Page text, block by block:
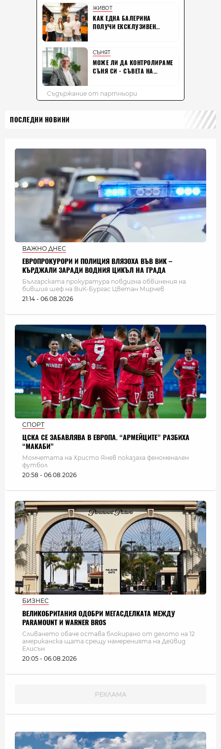
ПОСЛЕДНИ НОВИНИ
ВАЖНО ДНЕС
ЕВРОПРОКУРОРИ И ПОЛИЦИЯ ВЛЯЗОХА ВЪВ ВИК –
КЪРДЖАЛИ ЗАРАДИ ВОДНИЯ ЦИКЪЛ НА ГРАДА
Българската прокуратура повдигна обвинения на
бившия шеф на ВиК-Бургас Цветан Мирчев
21:14 - 06.08.2026
СПОРТ
ЦСКА СЕ ЗАБАВЛЯВА В ЕВРОПА. “АРМЕЙЦИТЕ” РАЗБИХА
“МАКАБИ”
Момчетата на Христо Янев показаха феноменален
футбол
20:58 - 06.08.2026
БИЗНЕС
ВЕЛИКОБРИТАНИЯ ОДОБРИ МЕГАСДЕЛКАТА МЕЖДУ
PARAMOUNT И WARNER BROS
Сливането обаче остава блокирано от делото на 12
американска щата срещу намеренията на Дейвид
Елисън
20:05 - 06.08.2026